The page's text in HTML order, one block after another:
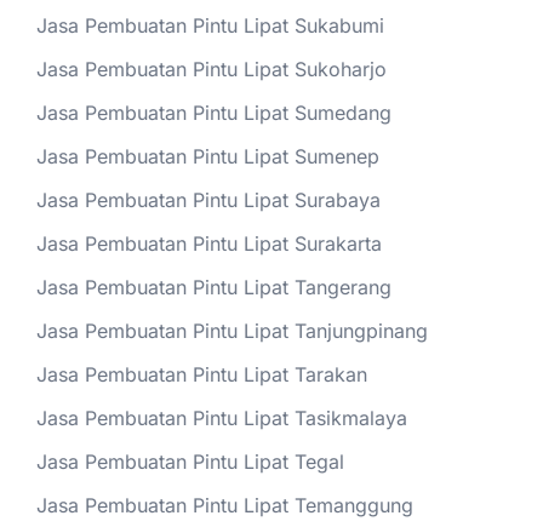
Jasa Pembuatan Pintu Lipat Sukabumi
Jasa Pembuatan Pintu Lipat Sukoharjo
Jasa Pembuatan Pintu Lipat Sumedang
Jasa Pembuatan Pintu Lipat Sumenep
Jasa Pembuatan Pintu Lipat Surabaya
Jasa Pembuatan Pintu Lipat Surakarta
Jasa Pembuatan Pintu Lipat Tangerang
Jasa Pembuatan Pintu Lipat Tanjungpinang
Jasa Pembuatan Pintu Lipat Tarakan
Jasa Pembuatan Pintu Lipat Tasikmalaya
Jasa Pembuatan Pintu Lipat Tegal
Jasa Pembuatan Pintu Lipat Temanggung